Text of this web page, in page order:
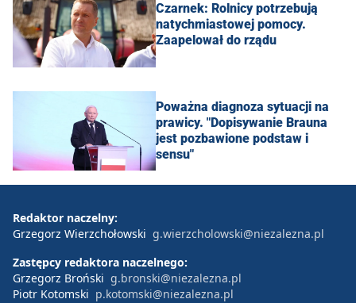
Czarnek: Rolnicy potrzebują
natychmiastowej pomocy.
Zaapelował do rządu
Poważna diagnoza sytuacji na
prawicy. "Dopisywanie Brauna
jest pozbawione podstaw i
sensu"
Redaktor naczelny:
Grzegorz Wierzchołowski g.wierzcholowski@niezalezna.pl
Zastępcy redaktora naczelnego:
Grzegorz Broński g.bronski@niezalezna.pl
Piotr Kotomski p.kotomski@niezalezna.pl